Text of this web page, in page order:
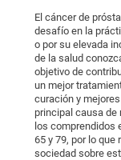
El cáncer de
desafío en la
o por su elevada
de la salud
objetivo de
un mejor
curación y
principal causa de
los comprendidos
65 y 79, por lo
sociedad sobre